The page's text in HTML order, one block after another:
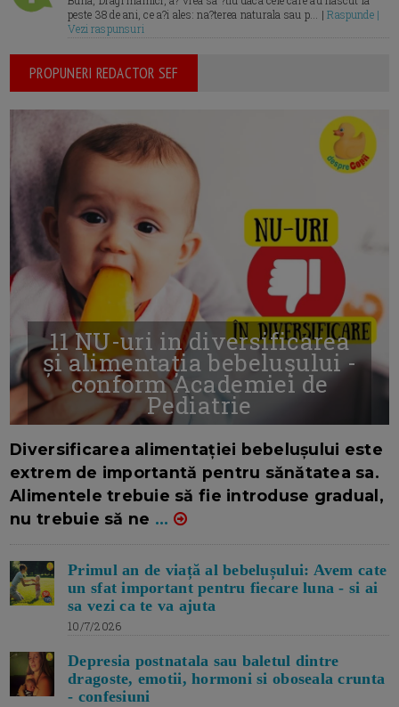
peste 38 de ani, ce a?i ales: na?terea naturala sau p... |Raspunde |
Vezi raspunsuri
PROPUNERI REDACTOR SEF
11 NU-uri in diversificarea
și alimentația bebelușului -
conform Academiei de
Pediatrie
Diversificarea alimentației bebelușului este
extrem de importantă pentru sănătatea sa.
Alimentele trebuie să fie introduse gradual,
nu trebuie să ne ...
Primul an de viață al bebelușului: Avem cate
un sfat important pentru fiecare luna - si ai
sa vezi ca te va ajuta
10/7/2026
Depresia postnatala sau baletul dintre
dragoste, emotii, hormoni si oboseala crunta
- confesiuni